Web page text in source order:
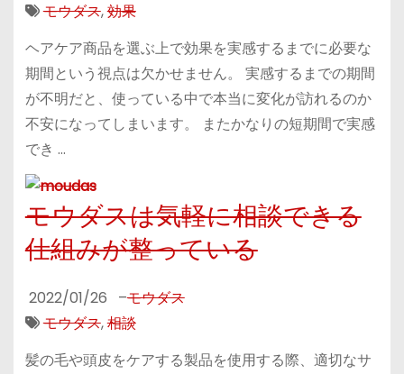
モウダス,効果
ヘアケア商品を選ぶ上で効果を実感するまでに必要な
期間という視点は欠かせません。 実感するまでの期間
が不明だと、使っている中で本当に変化が訪れるのか
不安になってしまいます。 またかなりの短期間で実感
でき …
モウダスは気軽に相談できる
仕組みが整っている
2022/01/26 –モウダス
モウダス,相談
髪の毛や頭皮をケアする製品を使用する際、適切なサ